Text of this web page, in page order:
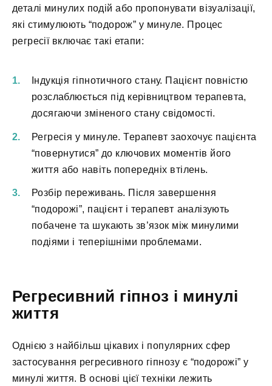
деталі минулих подій або пропонувати візуалізації,
які стимулюють “подорож” у минуле. Процес
регресії включає такі етапи:
Індукція гіпнотичного стану. Пацієнт повністю
розслаблюється під керівництвом терапевта,
досягаючи зміненого стану свідомості.
Регресія у минуле. Терапевт заохочує пацієнта
“повернутися” до ключових моментів його
життя або навіть попередніх втілень.
Розбір переживань. Після завершення
“подорожі”, пацієнт і терапевт аналізують
побачене та шукають зв’язок між минулими
подіями і теперішніми проблемами.
Регресивний гіпноз і минулі
життя
Однією з найбільш цікавих і популярних сфер
застосування регресивного гіпнозу є “подорожі” у
минулі життя. В основі цієї техніки лежить